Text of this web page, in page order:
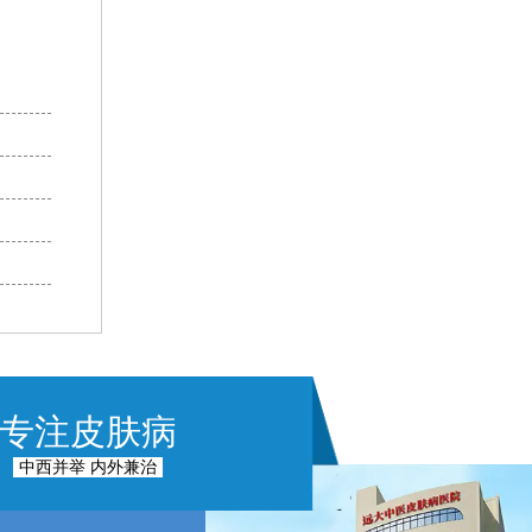
专注皮肤病
中西并举 内外兼治